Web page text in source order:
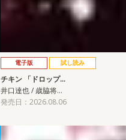
電子版 試し読み
チキン 「ドロップ…
井口達也 / 歳脇将…
発売日：2026.08.06